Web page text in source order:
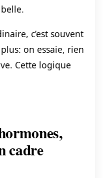
c’est souvent
on essaie, rien
Cette logique
cadre